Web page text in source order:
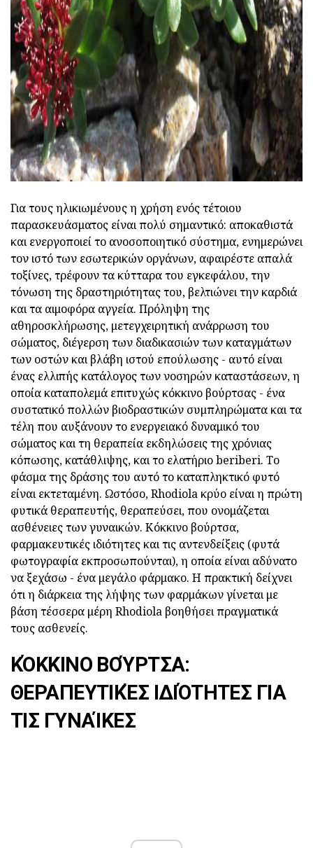
ad
Για τους ηλικιωμένους η χρήση ενός τέτοιου
παρασκευάσματος είναι πολύ σημαντικό: αποκαθιστά
και ενεργοποιεί το ανοσοποιητικό σύστημα, ενημερώνει
τον ιστό των εσωτερικών οργάνων, αφαιρέστε απαλά
τοξίνες, τρέφουν τα κύτταρα του εγκεφάλου, την
τόνωση της δραστηριότητας του, βελτιώνει την καρδιά
και τα αιμοφόρα αγγεία. Πρόληψη της
αθηροσκλήρωσης, μετεγχειρητική ανάρρωση του
σώματος, διέγερση των διαδικασιών των καταγμάτων
των οστών και βλάβη ιστού επούλωσης - αυτό είναι
ένας ελλιπής κατάλογος των νοσηρών καταστάσεων, η
οποία καταπολεμά επιτυχώς κόκκινο βούρτσας - ένα
συστατικό πολλών βιοδραστικών συμπληρώματα και τα
τέλη που αυξάνουν το ενεργειακό δυναμικό του
σώματος και τη θεραπεία εκδηλώσεις της χρόνιας
κόπωσης, κατάθλιψης, και το ελατήριο beriberi. Το
φάσμα της δράσης του αυτό το καταπληκτικό φυτό
είναι εκτεταμένη. Ωστόσο, Rhodiola κρύο είναι η πρώτη
φυτικά θεραπευτής, θεραπεύσει, που ονομάζεται
ασθένειες των γυναικών. Κόκκινο βούρτσα,
φαρμακευτικές ιδιότητες και τις αντενδείξεις (φυτά
φωτογραφία εκπροσωπούνται), η οποία είναι αδύνατο
να ξεχάσω - ένα μεγάλο φάρμακο. Η πρακτική δείχνει
ότι η διάρκεια της λήψης των φαρμάκων γίνεται με
βάση τέσσερα μέρη Rhodiola βοηθήσει πραγματικά
τους ασθενείς.
ΚΌΚΚΙΝΟ ΒΟΎΡΤΣΑ:
ΘΕΡΑΠΕΥΤΙΚΈΣ ΙΔΙΌΤΗΤΕΣ ΓΙΑ
ΤΙΣ ΓΥΝΑΊΚΕΣ